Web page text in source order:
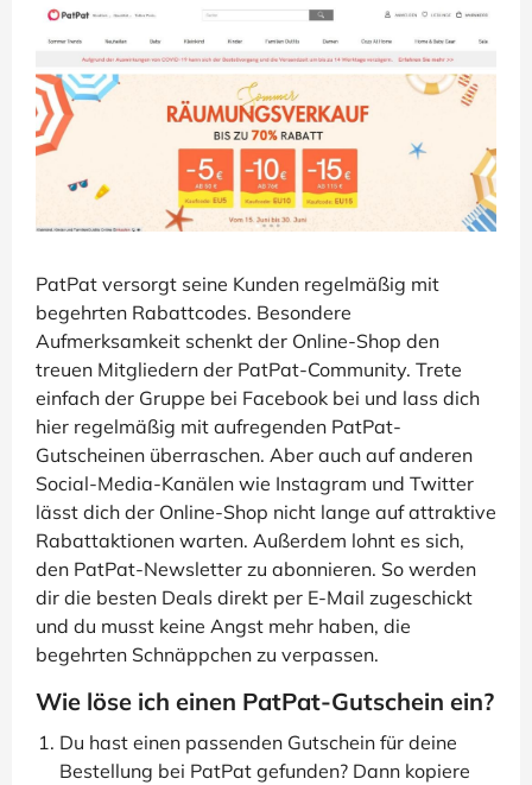
PatPat versorgt seine Kunden regelmäßig mit
begehrten Rabattcodes. Besondere
Aufmerksamkeit schenkt der Online-Shop den
treuen Mitgliedern der PatPat-Community. Trete
einfach der Gruppe bei Facebook bei und lass dich
hier regelmäßig mit aufregenden PatPat-
Gutscheinen überraschen. Aber auch auf anderen
Social-Media-Kanälen wie Instagram und Twitter
lässt dich der Online-Shop nicht lange auf attraktive
Rabattaktionen warten. Außerdem lohnt es sich,
den PatPat-Newsletter zu abonnieren. So werden
dir die besten Deals direkt per E-Mail zugeschickt
und du musst keine Angst mehr haben, die
begehrten Schnäppchen zu verpassen.
Wie löse ich einen PatPat-Gutschein ein?
Du hast einen passenden Gutschein für deine
Bestellung bei PatPat gefunden? Dann kopiere